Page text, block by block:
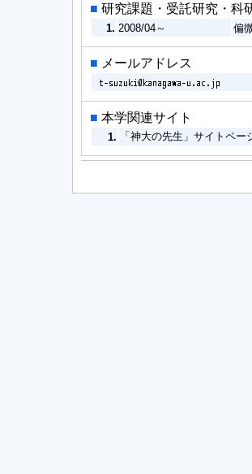
■ 研究課題・受託研究・科
1. 2008/04～ 偏
■ メールアドレス
■ 本学関連サイト
1. 「神大の先生」サイトペー